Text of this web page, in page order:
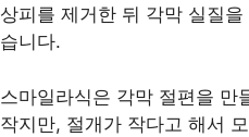
상피를 제거한 뒤 각막 실질
습니다.
스마일라식은 각막 절편을 만
작지만, 절개가 작다고 해서